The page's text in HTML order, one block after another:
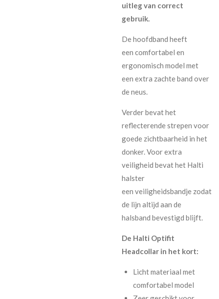
uitleg van correct
gebruik.
De hoofdband heeft
een comfortabel en
ergonomisch model met
een extra zachte band over
de neus.
Verder bevat het
reflecterende strepen voor
goede zichtbaarheid in het
donker. Voor extra
veiligheid bevat het Halti
halster
een veiligheidsbandje zodat
de lijn altijd aan de
halsband bevestigd blijft.
De Halti Optifit
Headcollar in het kort:
Licht materiaal met
comfortabel model